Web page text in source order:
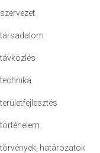
szervezet
társadalom
távközlés
technika
területfejlesztés
történelem
törvények, határozatok